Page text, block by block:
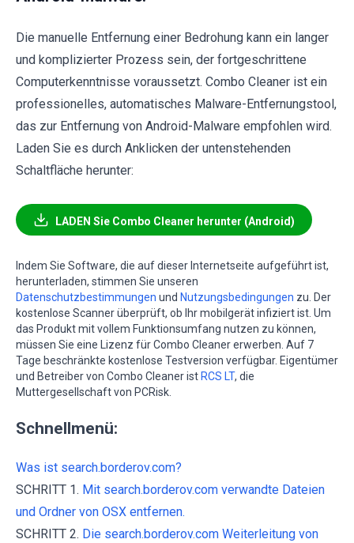
Die manuelle Entfernung einer Bedrohung kann ein langer
und komplizierter Prozess sein, der fortgeschrittene
Computerkenntnisse voraussetzt. Combo Cleaner ist ein
professionelles, automatisches Malware-Entfernungstool,
das zur Entfernung von Android-Malware empfohlen wird.
Laden Sie es durch Anklicken der untenstehenden
Schaltfläche herunter:
LADEN Sie Combo Cleaner herunter (Android)
Indem Sie Software, die auf dieser Internetseite aufgeführt ist,
herunterladen, stimmen Sie unseren
Datenschutzbestimmungen und Nutzungsbedingungen zu. Der
kostenlose Scanner überprüft, ob Ihr mobilgerät infiziert ist. Um
das Produkt mit vollem Funktionsumfang nutzen zu können,
müssen Sie eine Lizenz für Combo Cleaner erwerben. Auf 7
Tage beschränkte kostenlose Testversion verfügbar. Eigentümer
und Betreiber von Combo Cleaner ist RCS LT, die
Muttergesellschaft von PCRisk.
Schnellmenü:
Was ist search.borderov.com?
SCHRITT 1. Mit search.borderov.com verwandte Dateien
und Ordner von OSX entfernen.
SCHRITT 2. Die search.borderov.com Weiterleitung von